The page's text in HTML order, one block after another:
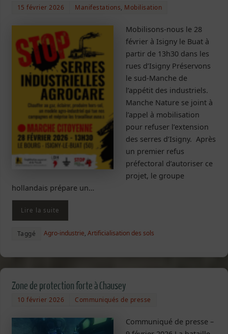
15 février 2026 Manifestations, Mobilisation
Mobilisons-nous le 28
février à Isigny le Buat à
partir de 13h30 dans les
rues d’Isigny Préservons
le sud-Manche de
l’appétit des industriels.
Manche Nature se joint à
l’appel à mobilisation
pour refuser l’extension
des serres d’Isigny. Après
un premier refus
préfectoral d’autoriser ce
projet, le groupe
hollandais prépare un…
Lire la suite
Taggé Agro-industrie,Artificialisation des sols
Zone de protection forte à Chausey
10 février 2026 Communiqués de presse
Communiqué de presse –